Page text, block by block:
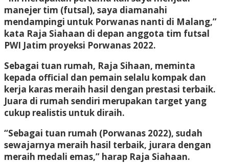
manejer tim (futsal), saya diamanahi
mendampingi untuk Porwanas nanti di Malang,”
kata Raja Siahaan di depan anggota tim futsal
PWI Jatim proyeksi Porwanas 2022.
Sebagai tuan rumah, Raja Sihaan, meminta
kepada official dan pemain selalu kompak dan
kerja karas meraih hasil dengan prestasi terbaik.
Juara di rumah sendiri merupakan target yang
cukup realistis untuk diraih.
“Sebagai tuan rumah (Porwanas 2022), sudah
sewajarnya meraih hasil terbaik, jurara dengan
meraih medali emas,” harap Raja Siahaan.